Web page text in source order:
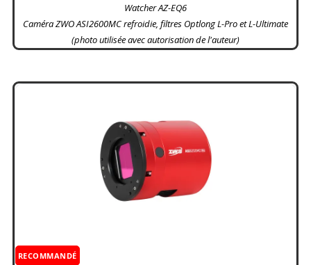
Watcher AZ-EQ6
Caméra ZWO ASI2600MC refroidie, filtres Optlong L-Pro et L-Ultimate
(photo utilisée avec autorisation de l'auteur)
RECOMMANDÉ